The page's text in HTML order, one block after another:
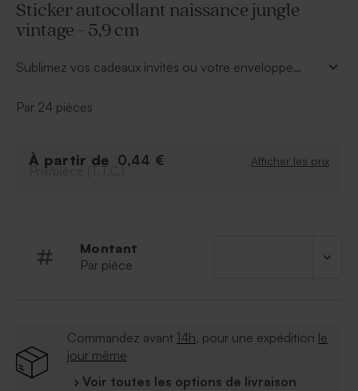
Sticker autocollant naissance jungle
vintage - 5,9 cm
Sublimez vos cadeaux invités ou votre enveloppe
- 5,9 cm. Ajoutez le prénom de bébé ou sa date de
choisir la couleur du texte dans la palette de couleur.
Par 24 pièces
À partir de 0,44 € Afficher les prix
Prix/pièce (T.T.C.)
Montant
Par pièce
Commandez avant 14h, pour une expédition le
jour même
› Voir toutes les options de livraison